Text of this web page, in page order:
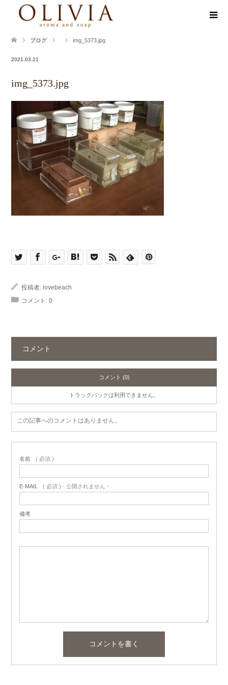
ブログ img_5373.jpg
2021.03.21
img_5373.jpg
投稿者: lovebeach
コメント: 0
コメント
コメント (0)
トラックバックは利用できません。
この記事へのコメントはありません。
名前 ( 必須 )
E-MAIL ( 必須 ) - 公開されません -
備考